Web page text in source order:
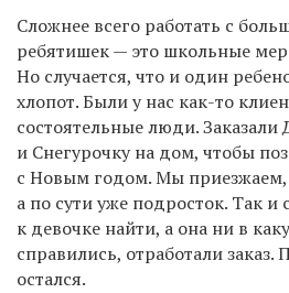
Сложнее всего работать с
ребятишек — это школьные
Но случается, что и один
хлопот. Были у нас как-то
состоятельные люди. Заказали
и Снегурочку на дом, чтобы
с Новым годом. Мы приезжаем,
а по сути уже подросток. Так
к девочке найти, а она ни в
справились, отработали заказ.
остался.